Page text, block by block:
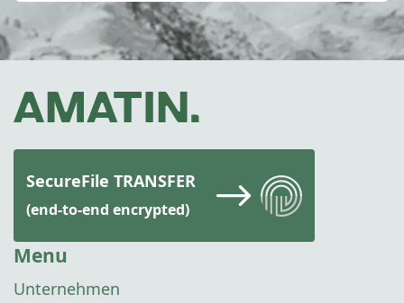
SecureFile TRANSFER
(end-to-end encrypted)
Menu
Unternehmen